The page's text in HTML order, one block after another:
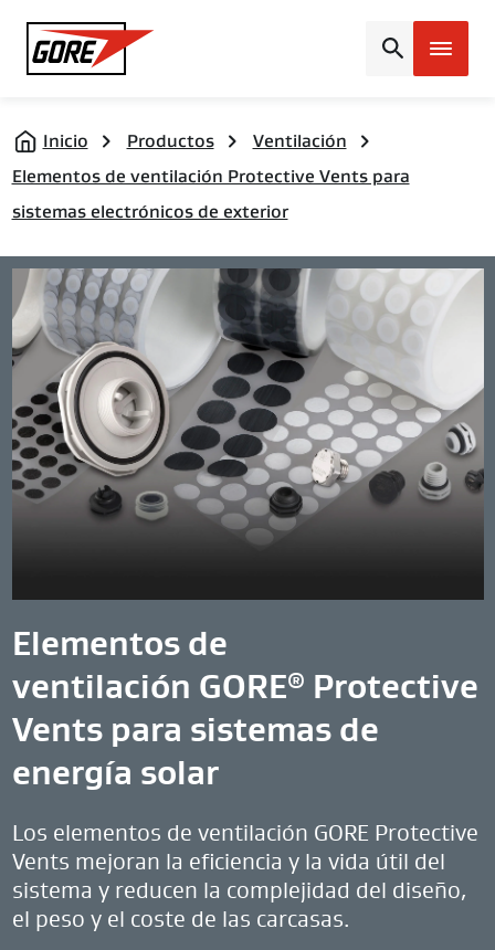
Gore
Inicio Productos
Ventilación
Elementos de ventilación Protective Vents para
sistemas electrónicos de exterior
Elementos de
ventilación GORE®
Protective
Vents para sistemas de
energía solar
Los elementos de ventilación GORE Protective
Vents mejoran la eficiencia y la vida útil del
sistema y reducen la complejidad del diseño,
el peso y el coste de las carcasas.